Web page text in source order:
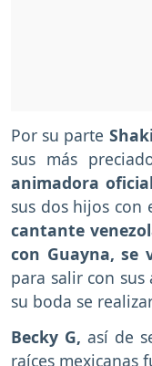
Por su parte
sus más
animadora
sus dos hijos con
cantante
con Guayna, se
para salir con
su boda se
Becky G, así de
raíces mexicanas